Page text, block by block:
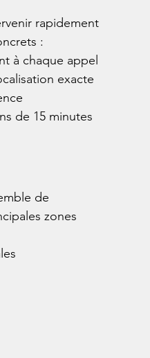
rapidement
:
à chaque appel
exacte
de 15 minutes
de
zones